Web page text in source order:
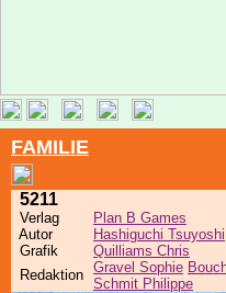
FAMILIE
5211
Verlag
Plan B Games
Autor
Hashiguchi Tsuyoshi
Grafik
Quilliams Chris
Redaktion Gravel Sophie
Schmit Philippe